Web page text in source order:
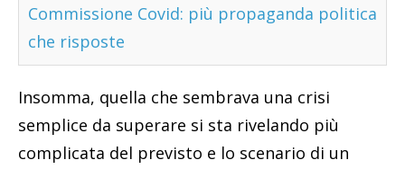
Commissione Covid: più propaganda politica
che risposte
Insomma, quella che sembrava una crisi
semplice da superare si sta rivelando più
complicata del previsto e lo scenario di un